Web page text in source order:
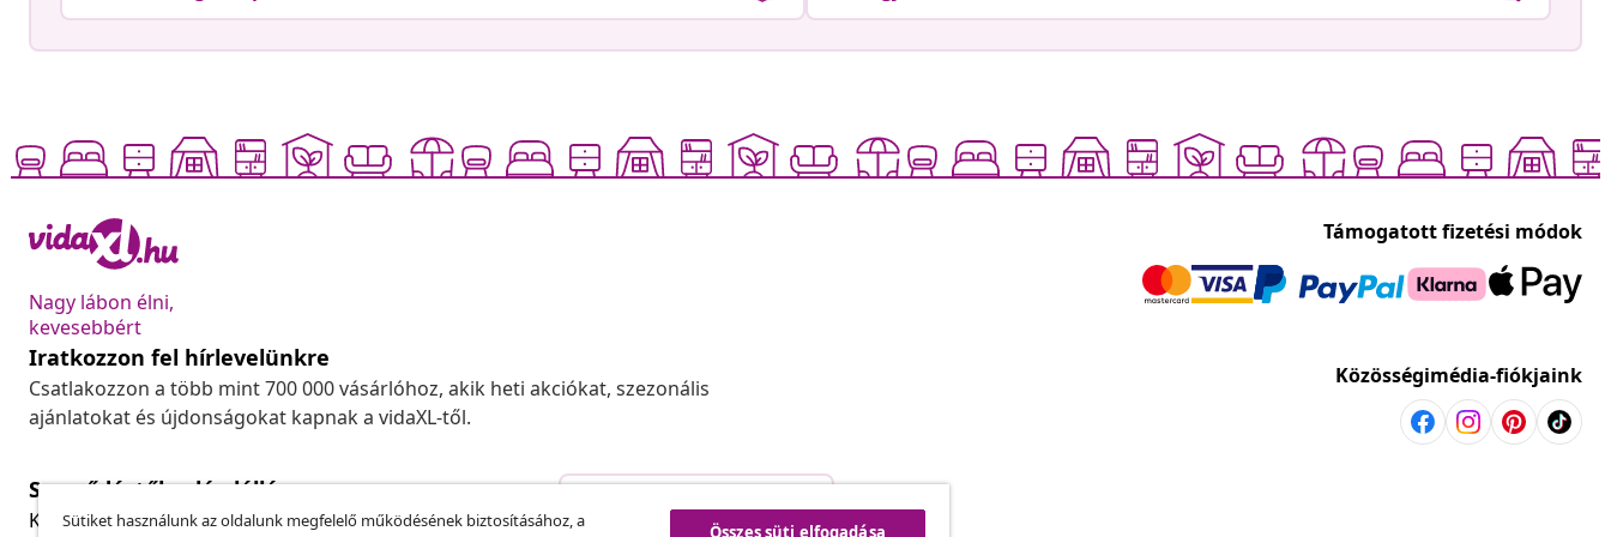
Nagy lábon élni,
kevesebbért
Támogatott fizetési módok
Iratkozzon fel hírlevelünkre
Csatlakozzon a több mint 700 000 vásárlóhoz, akik heti akciókat, szezonális
ajánlatokat és újdonságokat kapnak a vidaXL-től.
Közösségimédia-fiókjaink
Szerződéstől való elállás
Küldj be egy rendelés lemondására vonatkozó kérelmet.
Szerződéstől való elállás
Sütiket használunk az oldalunk megfelelő működésének biztosításához, a
Összes süti elfogadása